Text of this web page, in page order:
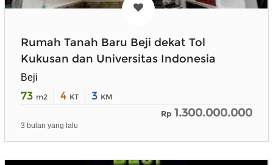
Rumah Tanah Baru Beji dekat Tol
Kukusan dan Universitas Indonesia
Beji
73 m2 4 KT 3 KM
Rp 1.300.000.000
3 bulan yang lalu